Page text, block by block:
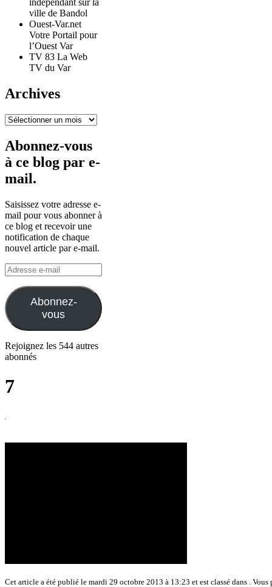
indépendant sur la
ville de Bandol
Ouest-Var.net
Votre Portail pour
l’Ouest Var
TV 83 La Web
TV du Var
Archives
Archives
Abonnez-vous
à ce blog par e-
mail.
Saisissez votre adresse e-
mail pour vous abonner à
ce blog et recevoir une
notification de chaque
nouvel article par e-mail.
Adresse
e-
mail
Abonnez-
vous
Rejoignez les 544 autres
abonnés
7
Cet article a été publié le mardi 29 octobre 2013 à 13:23 et est classé dans .